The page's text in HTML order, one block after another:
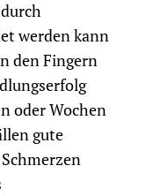
werden kann
den Fingern
oder Wochen
gute